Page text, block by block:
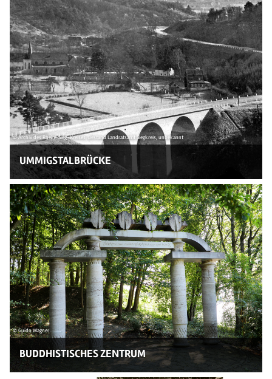
© Archiv des Rhein-Sieg-Kreises, Bestand Landratsamt Siegkreis, unbekannt
UMMIGSTALBRÜCKE
© Guido Wagner
BUDDHISTISCHES ZENTRUM